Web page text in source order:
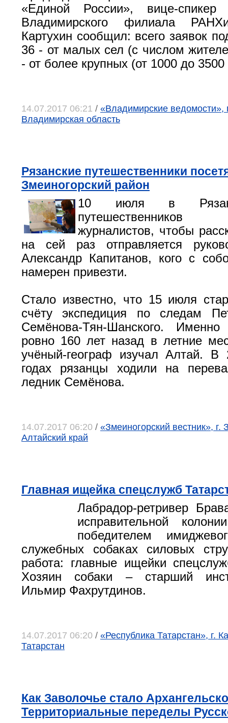
«Единой России», вице-
Владимирского филиала
Картухин сообщил: всего заявок
36 - от малых сел (с числом
- от более крупных (от 1000 до
14.07.2017 06:21 / «Владимирские ведомости»,
Владимирская область
Рязанские путешественники
Змеиногорский район
10 июля в
путешественников
журналистов, чтобы
на сей раз отправляется
Александр Капитанов, кого с
намерен привезти.
Стало известно, что 15 июля
счёту экспедиция по следам
Семёнова-Тян-Шанского.
ровно 160 лет назад в летние
учёный-географ изучал Алтай.
годах рязанцы ходили на
ледник Семёнова.
14.07.2017 06:20 / «Змеиногорский вестник», г.
Алтайский край
Главная ищейка спецслужб
Лабрадор-ретривер
исправительной
победителем
служебных собаках силовых
работа: главные ищейки
Хозяин собаки – старший
Ильмир Фахрутдинов.
14.07.2017 06:20 / «Республика Татарстан», г.
Татарстан
Как Заволочье стало
Территориальные переделы